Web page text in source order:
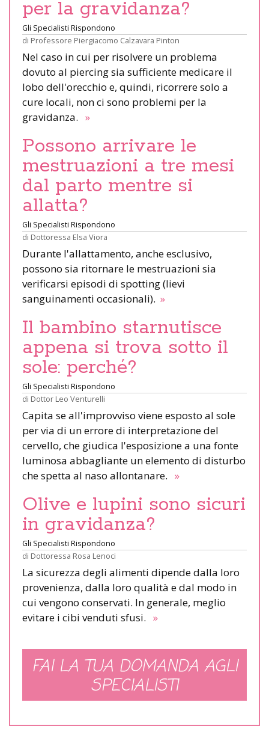
per la gravidanza?
Gli Specialisti Rispondono
di Professore Piergiacomo Calzavara Pinton
Nel caso in cui per risolvere un problema
dovuto al piercing sia sufficiente medicare il
lobo dell'orecchio e, quindi, ricorrere solo a
cure locali, non ci sono problemi per la
gravidanza. »
Possono arrivare le
mestruazioni a tre mesi
dal parto mentre si
allatta?
Gli Specialisti Rispondono
di Dottoressa Elsa Viora
Durante l'allattamento, anche esclusivo,
possono sia ritornare le mestruazioni sia
verificarsi episodi di spotting (lievi
sanguinamenti occasionali). »
Il bambino starnutisce
appena si trova sotto il
sole: perché?
Gli Specialisti Rispondono
di Dottor Leo Venturelli
Capita se all'improvviso viene esposto al sole
per via di un errore di interpretazione del
cervello, che giudica l'esposizione a una fonte
luminosa abbagliante un elemento di disturbo
che spetta al naso allontanare. »
Olive e lupini sono sicuri
in gravidanza?
Gli Specialisti Rispondono
di Dottoressa Rosa Lenoci
La sicurezza degli alimenti dipende dalla loro
provenienza, dalla loro qualità e dal modo in
cui vengono conservati. In generale, meglio
evitare i cibi venduti sfusi. »
FAI LA TUA DOMANDA AGLI
SPECIALISTI